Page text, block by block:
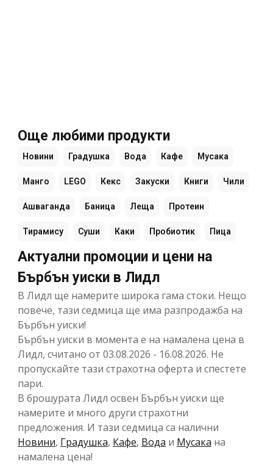
Още любими продукти
Новини Градушка Вода Кафе Мусака
Манго LEGO Кекс Закуски Книги Чили
Ашваганда Баница Леща Протеин
Тирамису Суши Каки Пробиотик Пица
Актуални промоции и цени на
Бърбън уиски в Лидл
В Лидл ще намерите широка гама стоки. Нещо
повече, тази седмица ще има разпродажба на
Бърбън уиски!
Бърбън уиски в момента е на намалена цена в
Лидл, считано от 03.08.2026 - 16.08.2026. Не
пропускайте тази страхотна оферта и спестете
пари.
В брошурата Лидл освен Бърбън уиски ще
намерите и много други страхотни
предложения. И тази седмица са налични
Новини, Градушка, Кафе, Вода и Мусака на
намалена цена!